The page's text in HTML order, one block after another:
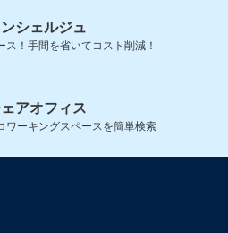
シェルジュ
！手間を省いてコスト削減！
アオフィス
ワーキングスペースを簡単検索